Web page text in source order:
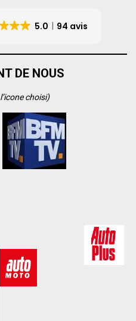
5.0 94 avis
DE NOUS
choisi)